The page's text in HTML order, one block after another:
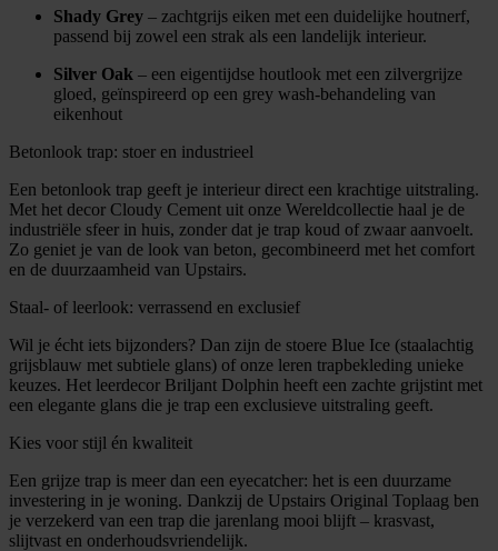
Shady Grey – zachtgrijs eiken met een duidelijke houtnerf,
passend bij zowel een strak als een landelijk interieur.
Silver Oak – een eigentijdse houtlook met een zilvergrijze
gloed, geïnspireerd op een grey wash-behandeling van
eikenhout
Betonlook trap: stoer en industrieel
Een betonlook trap geeft je interieur direct een krachtige uitstraling.
Met het decor Cloudy Cement uit onze Wereldcollectie haal je de
industriële sfeer in huis, zonder dat je trap koud of zwaar aanvoelt.
Zo geniet je van de look van beton, gecombineerd met het comfort
en de duurzaamheid van Upstairs.
Staal- of leerlook: verrassend en exclusief
Wil je écht iets bijzonders? Dan zijn de stoere Blue Ice (staalachtig
grijsblauw met subtiele glans) of onze leren trapbekleding unieke
keuzes. Het leerdecor Briljant Dolphin heeft een zachte grijstint met
een elegante glans die je trap een exclusieve uitstraling geeft.
Kies voor stijl én kwaliteit
Een grijze trap is meer dan een eyecatcher: het is een duurzame
investering in je woning. Dankzij de Upstairs Original Toplaag ben
je verzekerd van een trap die jarenlang mooi blijft – krasvast,
slijtvast en onderhoudsvriendelijk.